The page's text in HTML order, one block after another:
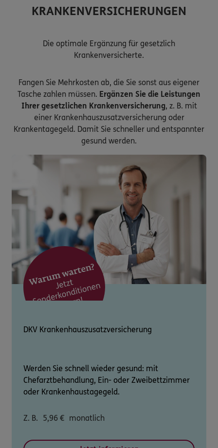
KRANKENVERSICHERUNGEN
Die optimale Ergänzung für gesetzlich
Krankenversicherte.
Fangen Sie Mehrkosten ab, die Sie sonst aus eigener
Tasche zahlen müssen. Ergänzen Sie die Leistungen
Ihrer gesetzlichen Krankenversicherung, z. B. mit
einer Krankenhauszusatzversicherung oder
Krankentagegeld. Damit Sie schneller und entspannter
gesund werden.
DKV Krankenhauszusatzversicherung
Werden Sie schnell wieder gesund: mit
Chefarztbehandlung, Ein- oder Zweibettzimmer
oder Krankenhaustagegeld.
Z. B. 5,96 € monatlich